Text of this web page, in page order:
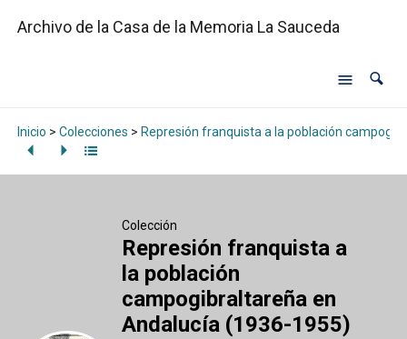
Archivo de la Casa de la Memoria La Sauceda
Inicio > Colecciones > Represión franquista a la población
Colección
Represión franquista a
la población
campogibraltareña en
Andalucía (1936-1955)